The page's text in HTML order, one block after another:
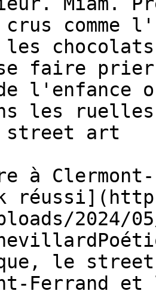
crus comme
chocolats
faire
l'enfance
les
street art
à
2024/
le
Ferrand